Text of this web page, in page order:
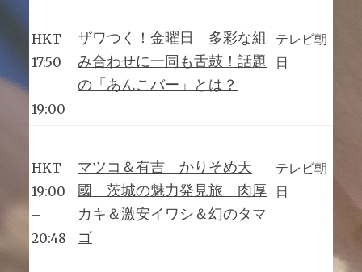
HKT
17:50
–
19:00
ザワつく！金曜日 多彩な組
み合わせに一同も舌鼓！話題
の「あんこバー」とは？
テレビ朝
日
HKT
19:00
–
20:48
マツコ＆有吉 かりそめ天
國 茨城の魅力発見旅 肉厚
カキ＆激安イワシ＆幻のタマ
ゴ
テレビ朝
日